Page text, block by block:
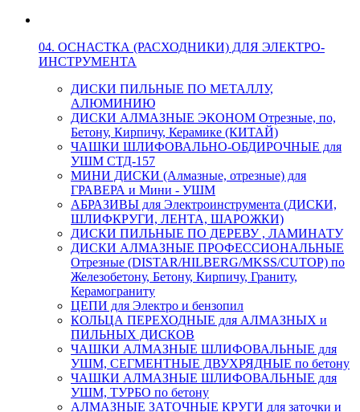
04. ОСНАСТКА (РАСХОДНИКИ) ДЛЯ ЭЛЕКТРО-
ИНСТРУМЕНТА
ДИСКИ ПИЛЬНЫЕ ПО МЕТАЛЛУ,
АЛЮМИНИЮ
ДИСКИ АЛМАЗНЫЕ ЭКОНОМ Отрезные, по,
Бетону, Кирпичу, Керамике (КИТАЙ)
ЧАШКИ ШЛИФОВАЛЬНО-ОБДИРОЧНЫЕ для
УШМ СТД-157
МИНИ ДИСКИ (Алмазные, отрезные) для
ГРАВЕРА и Мини - УШМ
АБРАЗИВЫ для Электроинструмента (ДИСКИ,
ШЛИФКРУГИ, ЛЕНТА, ШАРОЖКИ)
ДИСКИ ПИЛЬНЫЕ ПО ДЕРЕВУ , ЛАМИНАТУ
ДИСКИ АЛМАЗНЫЕ ПРОФЕССИОНАЛЬНЫЕ
Отрезные (DISTAR/HILBERG/MKSS/CUTOP) по
Железобетону, Бетону, Кирпичу, Граниту,
Керамограниту
ЦЕПИ для Электро и бензопил
КОЛЬЦА ПЕРЕХОДНЫЕ для АЛМАЗНЫХ и
ПИЛЬНЫХ ДИСКОВ
ЧАШКИ АЛМАЗНЫЕ ШЛИФОВАЛЬНЫЕ для
УШМ, СЕГМЕНТНЫЕ ДВУХРЯДНЫЕ по бетону
ЧАШКИ АЛМАЗНЫЕ ШЛИФОВАЛЬНЫЕ для
УШМ, ТУРБО по бетону
АЛМАЗНЫЕ ЗАТОЧНЫЕ КРУГИ для заточки и